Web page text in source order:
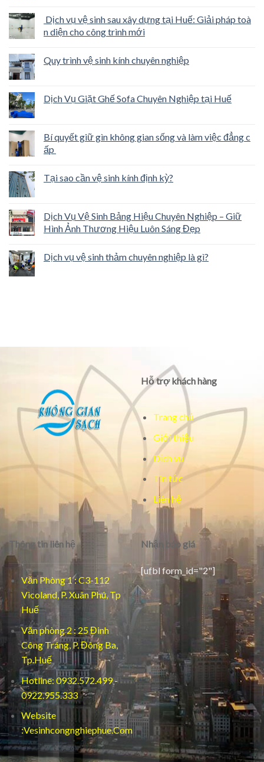
Dịch vụ vệ sinh sau xây dựng tại Huế: Giải pháp toà
n diện cho công trình mới
Quy trình vệ sinh kính chuyên nghiệp
Dịch Vụ Giặt Ghế Sofa Chuyên Nghiệp tại Huế
Bí quyết giữ gìn không gian sống và làm việc đẳng c
ấp
Tại sao cần vệ sinh kính định kỳ?
Dịch Vụ Vệ Sinh Bảng Hiệu Chuyên Nghiệp – Giữ
Hình Ảnh Thương Hiệu Luôn Sáng Đẹp
Dịch vụ vệ sinh thảm chuyên nghiệp là gì?
Hỗ trợ khách hàng
Trang chủ
Giới thiệu
Dịch vụ
Tin tức
Liên hệ
Thông tin liên hệ
Văn Phòng 1 : C3-112
Vicoland, P. Xuân Phú, Tp
Huế
Văn phòng 2 : 25 Đinh
Công Tráng, P. Đông Ba,
Tp.Huế
Hotline: 0932.572.499 -
0922.955.333
Website
:Vesinhcongnghiephue.Com
Nhận báo giá
[ufbl form_id="2"]